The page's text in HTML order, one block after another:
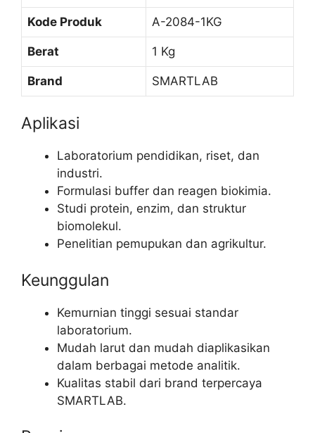
Kode Produk A-2084-1KG
Berat 1 Kg
Brand SMARTLAB
Aplikasi
Laboratorium pendidikan, riset, dan
industri.
Formulasi buffer dan reagen biokimia.
Studi protein, enzim, dan struktur
biomolekul.
Penelitian pemupukan dan agrikultur.
Keunggulan
Kemurnian tinggi sesuai standar
laboratorium.
Mudah larut dan mudah diaplikasikan
dalam berbagai metode analitik.
Kualitas stabil dari brand terpercaya
SMARTLAB.